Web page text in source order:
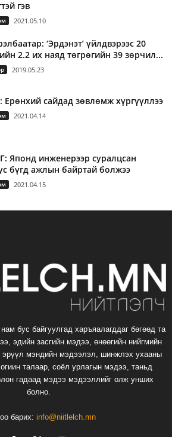
гэв
2021.05.10
‘Эрдэнэт’ үйлдвэрээс 20
2.2 их наяд төгрөгийн 39 зөрчил...
2019.05.23
Ерөнхий сайдад зөвлөмж хүргүүллээ
2021.04.14
Японд инженерээр суралцсан
бүгд ажлын байртай болжээ
2021.04.15
бус байгуулгад харъяалагддаг бөгөөд та
эдийн засгийн мэдээ, өнөөгийн нийгмийн
мэндийн мэдээлэл, шинжлэх ухааны
талаар, соёл урлагын мэдээ, таньд
гадаад мэдээ мэдээллийг олж унших
болно.
барих: info@niitlelch.mn